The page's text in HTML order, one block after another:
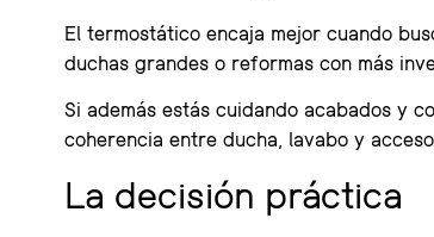
El termostático encaja mejor cuando
duchas grandes o reformas con más
Si además estás cuidando acabados y
coherencia entre ducha, lavabo y
La decisión práctica